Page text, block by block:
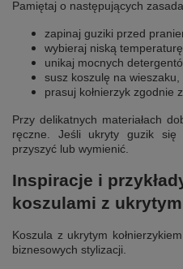
Pamiętaj o następujących
zapinaj guziki przed
wybieraj niską temperaturę,
unikaj mocnych
susz koszulę na wieszaku,
prasuj kołnierzyk zgodnie
Przy delikatnych materiałach
ręczne. Jeśli ukryty guzik się
przyszyć lub wymienić.
Inspiracje i
koszulami z
Koszula z ukrytym
biznesowych stylizacji.